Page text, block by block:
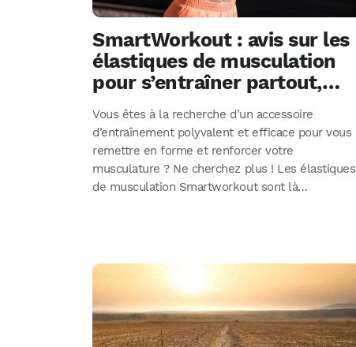
SmartWorkout : avis sur les
élastiques de musculation
pour s’entraîner partout,
tout le temps !
Vous êtes à la recherche d’un accessoire
d’entraînement polyvalent et efficace pour vous
remettre en forme et renforcer votre
musculature ? Ne cherchez plus ! Les élastiques
de musculation Smartworkout sont là…